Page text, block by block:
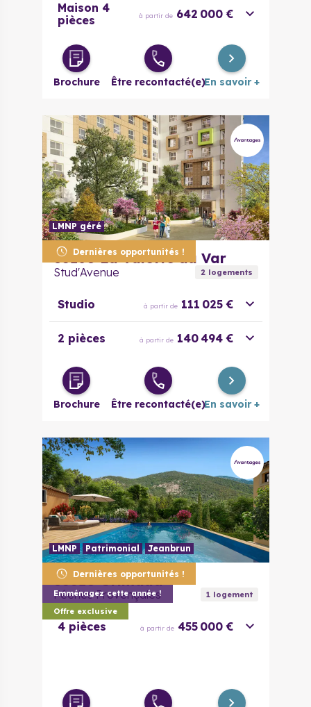
Maison 4
pièces
à partir de 642 000 €
Brochure Être recontacté(e)En savoir +
Dernières opportunités !
LMNP géré
83160 La Valette du Var
Stud'Avenue 2logements
Studio à partir de 111 025 €
2 pièces à partir de 140 494 €
Brochure Être recontacté(e)En savoir +
Dernières opportunités !
Emménagez cette année !
Offre exclusive
LMNP Patrimonial Jeanbrun
83310 Grimaud
Féeries Provençales 1logement
4 pièces à partir de 455 000 €